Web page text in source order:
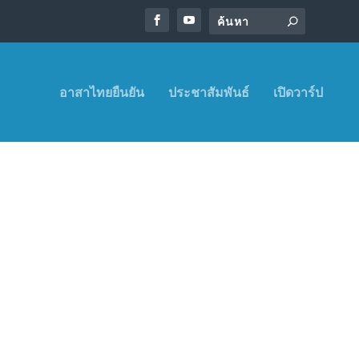
อาสาไทยยืนยัน ประชาสัมพันธ์ เปิดวาร์ป